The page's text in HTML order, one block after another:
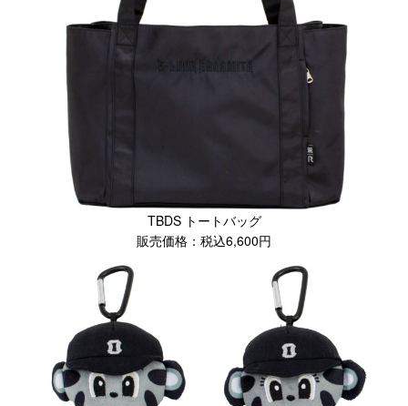
TBDS トートバッグ
販売価格：税込6,600円